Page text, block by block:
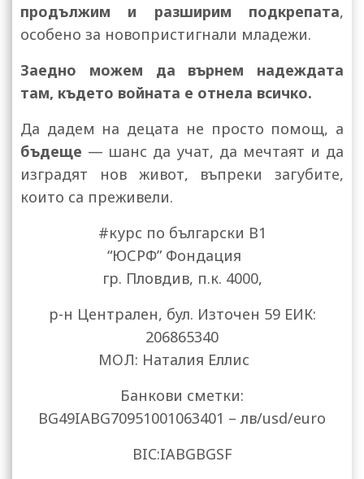
продължим и разширим подкрепата,
особено за новопристигнали младежи.
Заедно можем да върнем надеждата
там, където войната е отнела всичко.
Да дадем на децата не просто помощ, а
бъдеще — шанс да учат, да мечтаят и да
изградят нов живот, въпреки загубите,
които са преживели.
#курс по български В1
“ЮСРФ” Фондация
гр. Пловдив, п.к. 4000,
р-н Централен, бул. Източен 59 ЕИК:
206865340
МОЛ: Наталия Еллис
Банкови сметки:
BG49IABG70951001063401 – лв/usd/euro
BIC:IABGBGSF